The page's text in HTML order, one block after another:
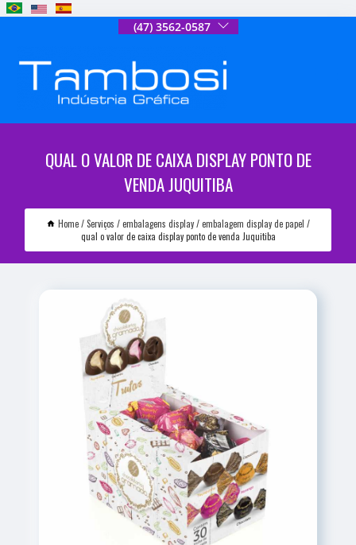
(47) 3562-0587
QUAL O VALOR DE CAIXA DISPLAY PONTO DE
VENDA JUQUITIBA
Home Serviços embalagens display
embalagem display de papel
qual o valor de caixa display ponto de venda Juquitiba